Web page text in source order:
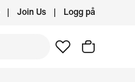
Join Us Logg på